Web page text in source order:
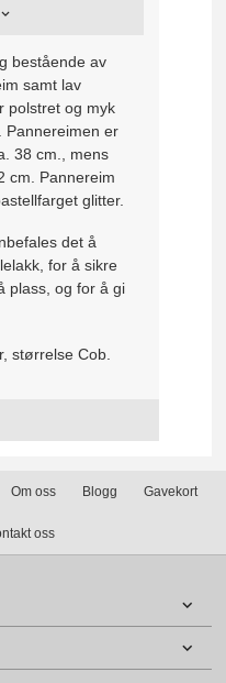
bestående av
samt lav
polstret og myk
Pannereimen er
38 cm., mens
cm. Pannereim
glitter.
det å
for å sikre
plass, og for å gi
størrelse Cob.
Om oss Blogg Gavekort
oss